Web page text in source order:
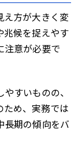
え方が大きく変
兆候を捉えやす
注意が必要で
すいものの、
ため、実務では
長期の傾向をバ